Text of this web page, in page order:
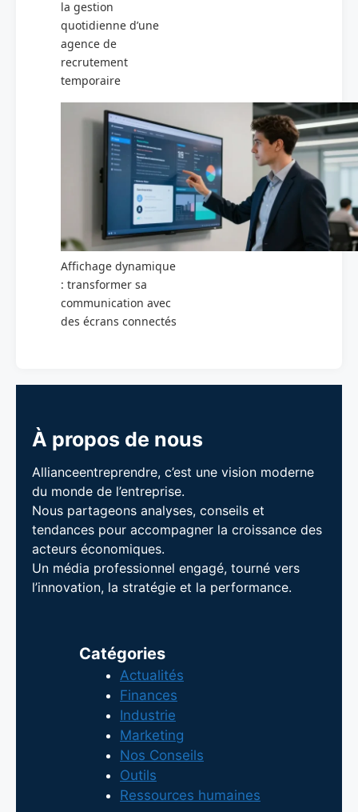
la gestion
quotidienne d’une
agence de
recrutement
temporaire
Affichage dynamique
: transformer sa
communication avec
des écrans connectés
À propos de nous
Allianceentreprendre, c’est une vision moderne
du monde de l’entreprise.
Nous partageons analyses, conseils et
tendances pour accompagner la croissance des
acteurs économiques.
Un média professionnel engagé, tourné vers
l’innovation, la stratégie et la performance.
Catégories
Actualités
Finances
Industrie
Marketing
Nos Conseils
Outils
Ressources humaines